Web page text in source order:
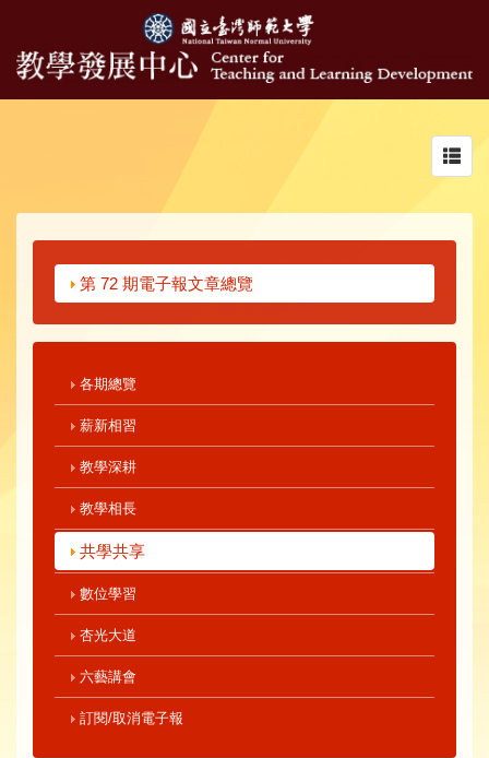
第 72 期電子報文章總覽
各期總覽
薪新相習
教學深耕
教學相長
共學共享
數位學習
杏光大道
六藝講會
訂閱/取消電子報